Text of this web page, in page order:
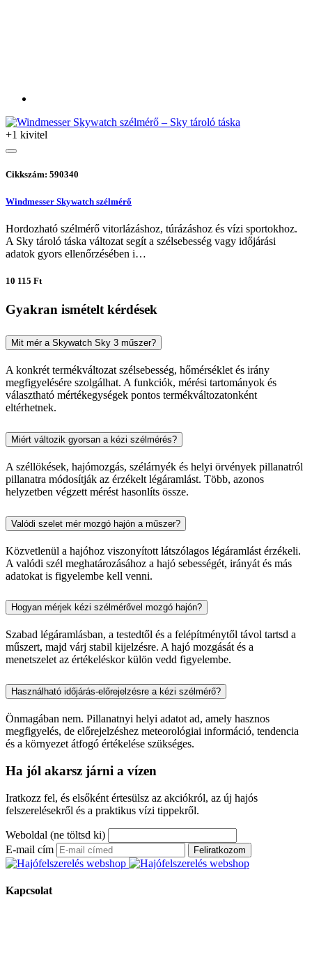
+1 kivitel
Cikkszám: 590340
Windmesser Skywatch szélmérő
Hordozható szélmérő vitorlázáshoz, túrázáshoz és vízi sportokhoz.
A Sky tároló táska változat segít a szélsebesség vagy időjárási
adatok gyors ellenőrzésében i…
10 115 Ft
Gyakran ismételt kérdések
Mit mér a Skywatch Sky 3 műszer?
A konkrét termékváltozat szélsebesség, hőmérséklet és irány
megfigyelésére szolgálhat. A funkciók, mérési tartományok és
választható mértékegységek pontos termékváltozatonként
eltérhetnek.
Miért változik gyorsan a kézi szélmérés?
A széllökések, hajómozgás, szélárnyék és helyi örvények pillanatról
pillanatra módosítják az érzékelt légáramlást. Több, azonos
helyzetben végzett mérést hasonlíts össze.
Valódi szelet mér mozgó hajón a műszer?
Közvetlenül a hajóhoz viszonyított látszólagos légáramlást érzékeli.
A valódi szél meghatározásához a hajó sebességét, irányát és más
adatokat is figyelembe kell venni.
Hogyan mérjek kézi szélmérővel mozgó hajón?
Szabad légáramlásban, a testedtől és a felépítménytől távol tartsd a
műszert, majd várj stabil kijelzésre. A hajó mozgását és a
menetszelet az értékeléskor külön vedd figyelembe.
Használható időjárás-előrejelzésre a kézi szélmérő?
Önmagában nem. Pillanatnyi helyi adatot ad, amely hasznos
megfigyelés, de előrejelzéshez meteorológiai információ, tendencia
és a környezet átfogó értékelése szükséges.
Ha jól akarsz járni a vízen
Iratkozz fel, és elsőként értesülsz az akciókról, az új hajós
felszerelésekről és a praktikus vízi tippekről.
Weboldal (ne töltsd ki)
E-mail cím
Feliratkozom
Kapcsolat